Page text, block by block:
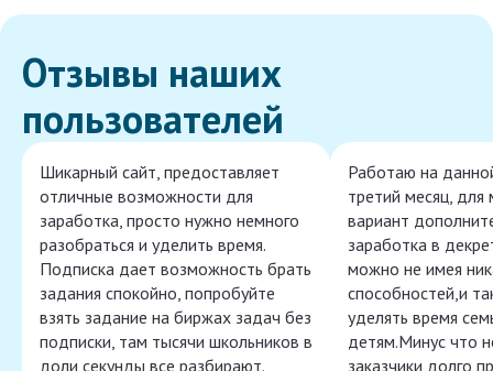
Отзывы наших
пользователей
Шикарный сайт, предоставляет
отличные возможности для
заработка, просто нужно немного
разобраться и уделить время.
Подписка дает возможность брать
задания спокойно, попробуйте
взять задание на биржах задач без
подписки, там тысячи школьников в
доли секунды все разбирают.
Работаю на
третий месяц, для
вариант
заработка в
можно не имея
способностей,и
уделять время
детям.Минус что
заказчики долго